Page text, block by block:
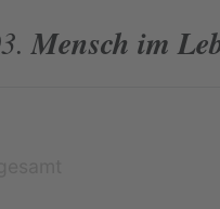
Mensch im